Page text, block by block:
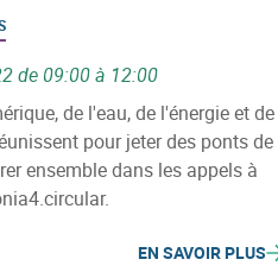
de 09:00 à 12:00
de l'eau, de l'énergie et de
pour jeter des ponts de
ensemble dans les appels à
EN SAVOIR PLUS